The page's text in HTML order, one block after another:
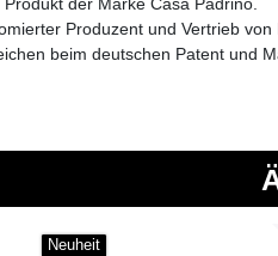
der Marke Casa Padrino.
Produzent und Vertrieb von
beim deutschen Patent und
Neuheit